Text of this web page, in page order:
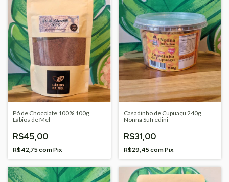
Pó de Chocolate 100% 100g
Lábios de Mel
R$45,00
R$42,75comPix
Casadinho de Cupuaçu 240g
Nonna Sufredini
R$31,00
R$29,45comPix